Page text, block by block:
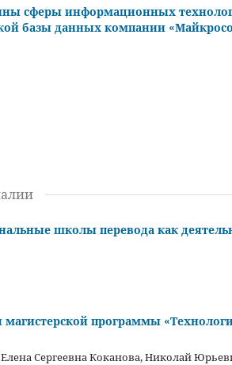
сферы информационных
базы данных компании
школы перевода как
программы
Сергеевна Коканова, Николай